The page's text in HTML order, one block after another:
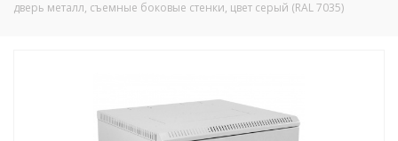
дверь металл, съемные боковые стенки, цвет серый (RAL 7035)